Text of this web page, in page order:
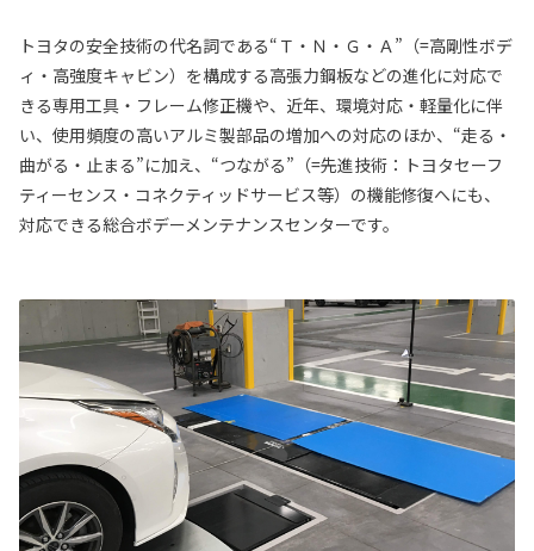
トヨタの安全技術の代名詞である“Ｔ・Ｎ・Ｇ・Ａ”（=高剛性ボデ
ィ・高強度キャビン）を構成する高張力鋼板などの進化に対応で
きる専用工具・フレーム修正機や、近年、環境対応・軽量化に伴
い、使用頻度の高いアルミ製部品の増加への対応のほか、“走る・
曲がる・止まる”に加え、“つながる”（=先進技術：トヨタセーフ
ティーセンス・コネクティッドサービス等）の機能修復へにも、
対応できる総合ボデーメンテナンスセンターです。